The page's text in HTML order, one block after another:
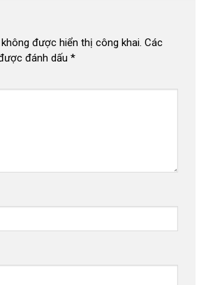
được hiển thị công khai. Các
đánh dấu *